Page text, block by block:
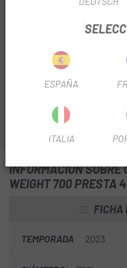
fabricada en goma
pared, para mayor
excesivamente el peso.
INFORMACIÓN
WEIGHT 700 PRESTA
FICHA
TEMPORADA 2023
ESPAÑA
ITALIA